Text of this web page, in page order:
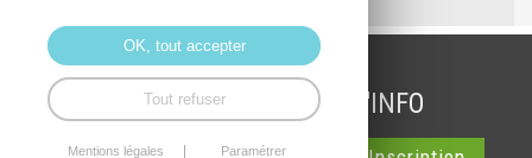
INSCRIPTION LETTRE D'INFO
OK, tout accepter
Tout refuser
Mentions légales Paramétrer